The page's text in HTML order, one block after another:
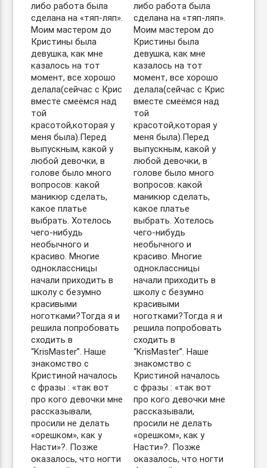
либо работа была
сделана на «тяп-ляп».
Моим мастером до
Кристины была
девушка, как мне
казалось на тот
момент, все хорошо
делала(сейчас с Крис
вместе смеёмся над
той
красотой,которая у
меня была).Перед
выпускным, какой у
любой девочки, в
голове было много
вопросов: какой
маникюр сделать,
какое платье
выбрать. Хотелось
чего-нибудь
необычного и
красиво. Многие
одноклассницы
начали приходить в
школу с безумно
красивыми
ноготками?Тогда я и
решила попробовать
сходить в
“KrisMaster”. Наше
знакомство с
Кристиной началось
с фразы : «так вот
про кого девочки мне
рассказывали,
просили не делать
«орешком», как у
Насти»?. Позже
оказалось, что ногти
либо работа была
сделана на «тяп-ляп».
Моим мастером до
Кристины была
девушка, как мне
казалось на тот
момент, все хорошо
делала(сейчас с Крис
вместе смеёмся над
той
красотой,которая у
меня была).Перед
выпускным, какой у
любой девочки, в
голове было много
вопросов: какой
маникюр сделать,
какое платье
выбрать. Хотелось
чего-нибудь
необычного и
красиво. Многие
одноклассницы
начали приходить в
школу с безумно
красивыми
ноготками?Тогда я и
решила попробовать
сходить в
“KrisMaster”. Наше
знакомство с
Кристиной началось
с фразы : «так вот
про кого девочки мне
рассказывали,
просили не делать
«орешком», как у
Насти»?. Позже
оказалось, что ногти